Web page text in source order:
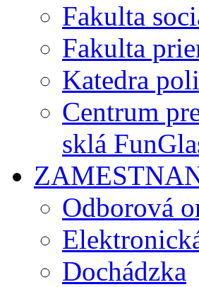
Fakulta
Fakulta
Katedra
Centrum
sklá
Odborová
Dochádzka